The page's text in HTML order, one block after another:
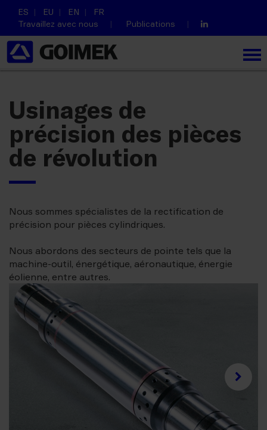
ES EU EN
FR
Travaillez avec nous
Publications
Usinages de
précision des pièces
de révolution
Nous sommes spécialistes de la rectification de
précision pour pièces cylindriques.
Nous abordons des secteurs de pointe tels que la
machine-outil, énergétique, aéronautique, énergie
éolienne, entre autres.